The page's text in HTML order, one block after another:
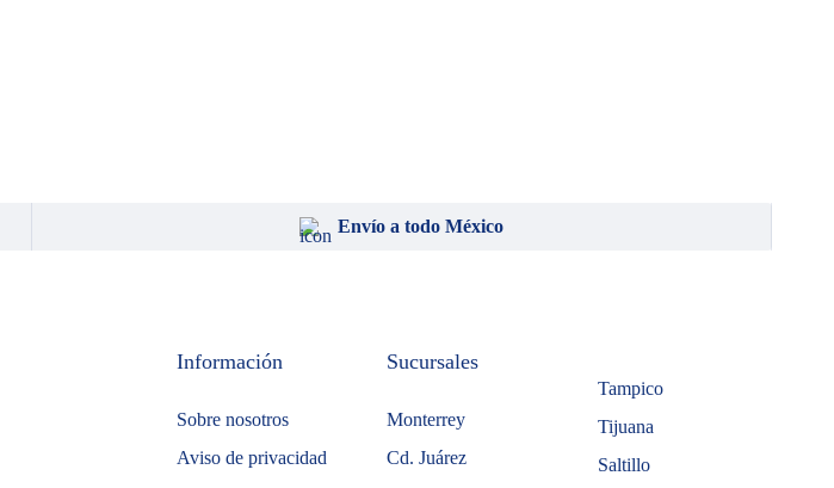
Envío a todo México
Información
Sobre nosotros
Aviso de privacidad
Sucursales
Monterrey
Cd. Juárez
Tampico
Tijuana
Saltillo